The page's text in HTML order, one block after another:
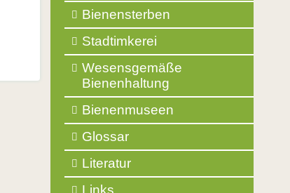
Bienensterben
Stadtimkerei
Wesensgemäße
Bienenhaltung
Bienenmuseen
Glossar
Literatur
Links